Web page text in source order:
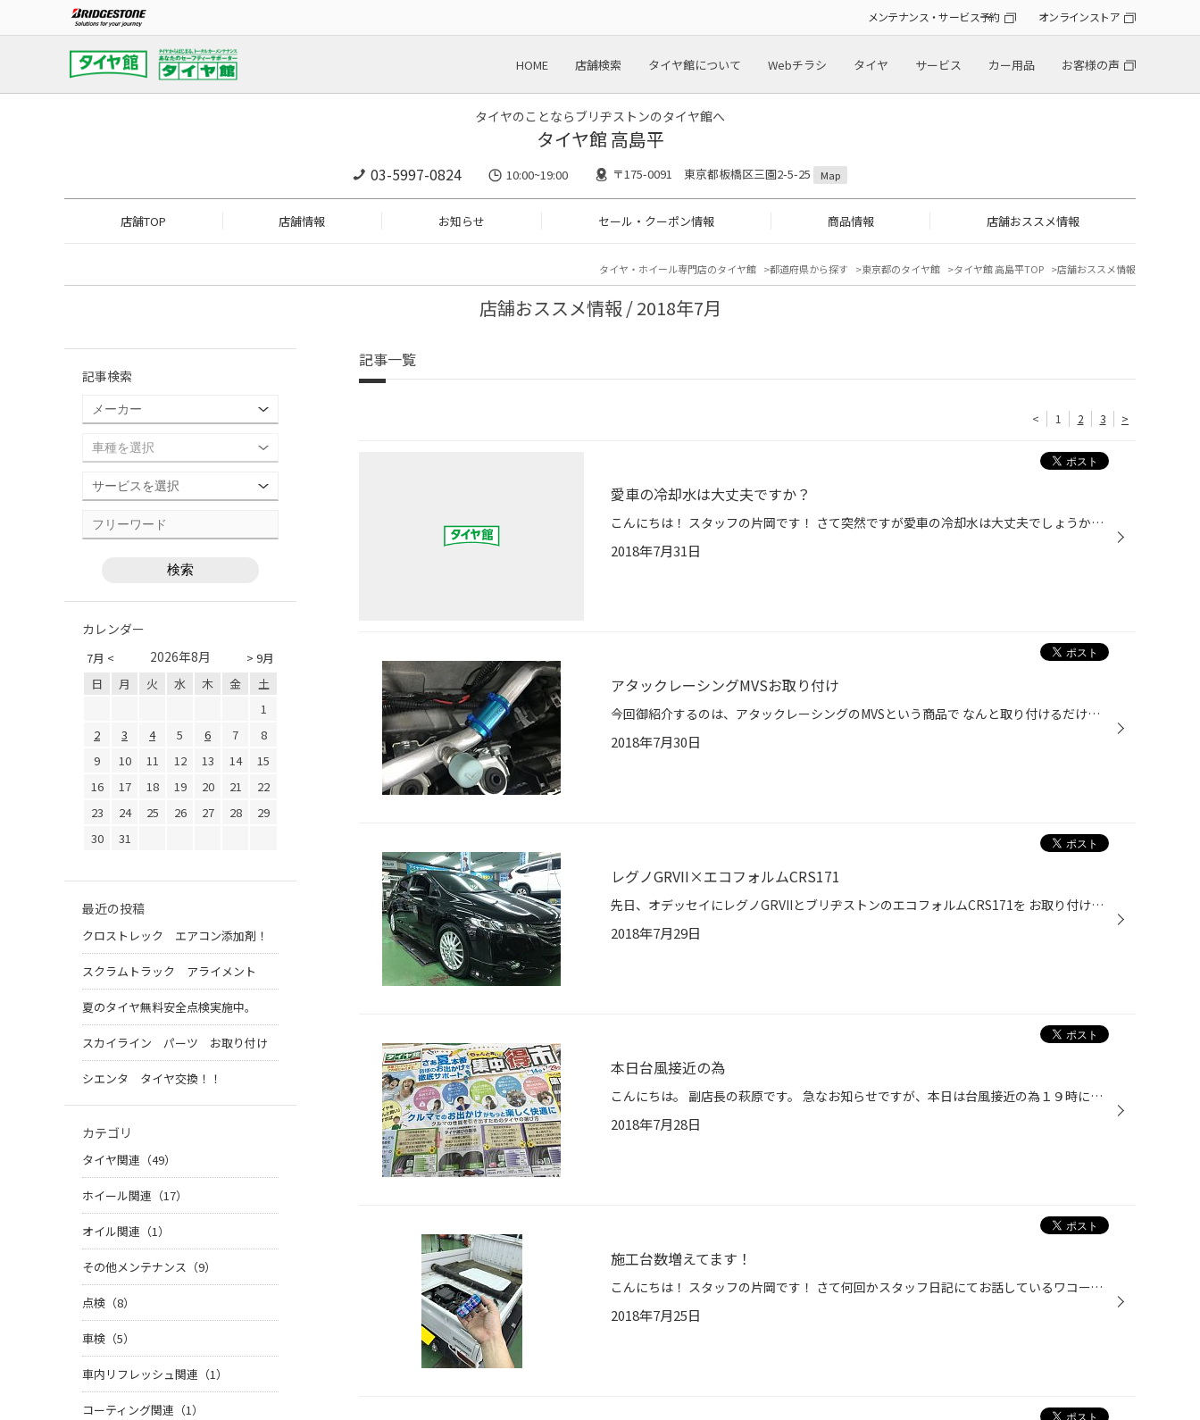
メンテナンス・サービス予約 オンラインストア
HOME 店舗検索 タイヤ館について Webチラシ タイヤ サービス カー用品 お客様の声
タイヤのことならブリヂストンのタイヤ館へ
タイヤ館 高島平
03-5997-0824 10:00~19:00 〒175-0091 東京都板橋区三園2-5-25 Map
店舗TOP 店舗情報 お知らせ セール・クーポン情報 商品情報 店舗おススメ情報
タイヤ・ホイール専門店のタイヤ館 都道府県から探す 東京都のタイヤ館 タイヤ館 高島平TOP 店舗おススメ情報
店舗おススメ情報 / 2018年7月
記事一覧
< 1 2 3 >
愛車の冷却水は大丈夫ですか？
こんにちは！ スタッフの片岡です！ さて突然ですが愛車の冷却水は大丈夫でしょうか？ エンジンが動いている時とてつもない熱が発生しています！ その熱を冷やすためにエンジン内部を循環しているのが 冷却水（クーラント）というものです！ クーラントは、エンジンオイルのようにすぐに劣化するも...
2018年7月31日
アタックレーシングMVSお取り付け
今回御紹介するのは、アタックレーシングのMVSという商品で なんと取り付けるだけで車の性能がアップするという魔法のような商品です。 車はエブリイDA17Wです。 エアコンの低圧側配管、ラジエターホース、ブレーキキャリパーなどに 簡単に取付可能で効果も体感できる程分かる人もいるらしいです。 ...
2018年7月30日
レグノGRVII×エコフォルムCRS171
先日、オデッセイにレグノGRVIIとブリヂストンのエコフォルムCRS171を お取り付け致しました。 元々は19インチで、ポテンザのRE-11を装着されていましたが、今回はコストや乗心地を重視し、16インチ にインチダウンしてのお取り付けです。こちらのCRS171はシンプルなフィンタイプですが ナットホー...
2018年7月29日
本日台風接近の為
こんにちは。 副店長の萩原です。 急なお知らせですが、本日は台風接近の為１９時に閉店とさせて頂きました。 明日２９日（日）は朝から通常営業となります。 只今実施中の集中得市も明日が最終日となります！ 皆様のご来店こころよりお待ちしております。
2018年7月28日
施工台数増えてます！
こんにちは！ スタッフの片岡です！ さて何回かスタッフ日記にてお話しているワコーズさんの パワーエアコンプラスですが順調に施工台数が増えております！ 今回はサンバートラックにパワーエアコンプラスの施工をいたしました！ 施工前と施工後で出てくる風の温度が明らかに低い！ 皆さんも是非マ...
2018年7月25日
記事検索
カレンダー
7月 < > 9月
2026年8月
日 月 火 水 木 金
土
1
2
3 4 5 6 7
8
9
10 11 12 13 14
15
16
17 18 19 20 21
22
23
24 25 26 27 28
29
30
31
最近の投稿
クロストレック エアコン添加剤！
スクラムトラック アライメント
夏のタイヤ無料安全点検実施中。
スカイライン パーツ お取り付け
シエンタ タイヤ交換！！
カテゴリ
タイヤ関連（49）
ホイール関連（17）
オイル関連（1）
その他メンテナンス（9）
点検（8）
車検（5）
車内リフレッシュ関連（1）
コーティング関連（1）